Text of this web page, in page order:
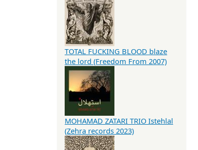
TOTAL FUCKING BLOOD blaze
the lord (Freedom From 2007)
MOHAMAD ZATARI TRIO Istehlal
(Zehra records 2023)